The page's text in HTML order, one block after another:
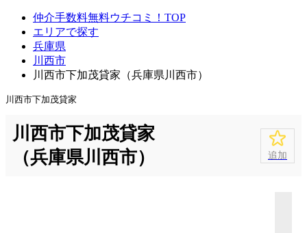
仲介手数料無料ウチコミ！TOP
エリアで探す
兵庫県
川西市
川西市下加茂貸家（兵庫県川西市）
川西市下加茂貸家
川西市下加茂貸家
（兵庫県川西市）
追加